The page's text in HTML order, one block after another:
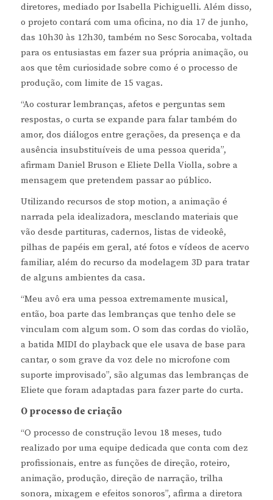
diretores, mediado por Isabella Pichiguelli. Além disso,
o projeto contará com uma oficina, no dia 17 de junho,
das 10h30 às 12h30, também no Sesc Sorocaba, voltada
para os entusiastas em fazer sua própria animação, ou
aos que têm curiosidade sobre como é o processo de
produção, com limite de 15 vagas.
“Ao costurar lembranças, afetos e perguntas sem
respostas, o curta se expande para falar também do
amor, dos diálogos entre gerações, da presença e da
ausência insubstituíveis de uma pessoa querida”,
afirmam Daniel Bruson e Eliete Della Violla, sobre a
mensagem que pretendem passar ao público.
Utilizando recursos de stop motion, a animação é
narrada pela idealizadora, mesclando materiais que
vão desde partituras, cadernos, listas de videokê,
pilhas de papéis em geral, até fotos e vídeos de acervo
familiar, além do recurso da modelagem 3D para tratar
de alguns ambientes da casa.
“Meu avô era uma pessoa extremamente musical,
então, boa parte das lembranças que tenho dele se
vinculam com algum som. O som das cordas do violão,
a batida MIDI do playback que ele usava de base para
cantar, o som grave da voz dele no microfone com
suporte improvisado”, são algumas das lembranças de
Eliete que foram adaptadas para fazer parte do curta.
O processo de criação
“O processo de construção levou 18 meses, tudo
realizado por uma equipe dedicada que conta com dez
profissionais, entre as funções de direção, roteiro,
animação, produção, direção de narração, trilha
sonora, mixagem e efeitos sonoros”, afirma a diretora